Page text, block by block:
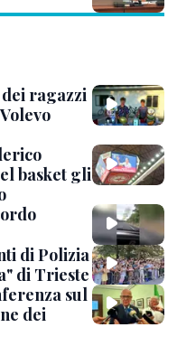
ragazzi
basket gli
di Polizia
di Trieste
sul
dei